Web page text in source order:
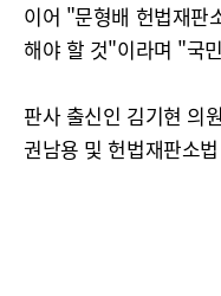
이어 "문형배 헌법재판
해야 할 것"이라며 "국
판사 출신인 김기현 의
권남용 및 헌법재판소